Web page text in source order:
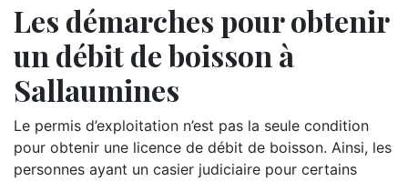
Les démarches pour obtenir
un débit de boisson à
Sallaumines
Le permis d’exploitation n’est pas la seule condition
pour obtenir une licence de débit de boisson. Ainsi, les
personnes ayant un casier judiciaire pour certains